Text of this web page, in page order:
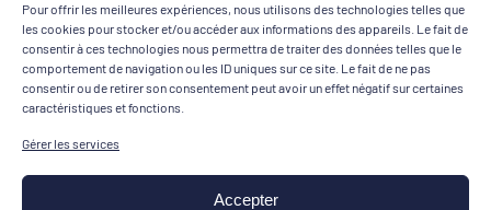
Pour offrir les meilleures expériences, nous utilisons des technologies telles que
les cookies pour stocker et/ou accéder aux informations des appareils. Le fait de
consentir à ces technologies nous permettra de traiter des données telles que le
comportement de navigation ou les ID uniques sur ce site. Le fait de ne pas
consentir ou de retirer son consentement peut avoir un effet négatif sur certaines
caractéristiques et fonctions.
Gérer les services
Accepter
Contact
MOYENS DE PAIEMENT